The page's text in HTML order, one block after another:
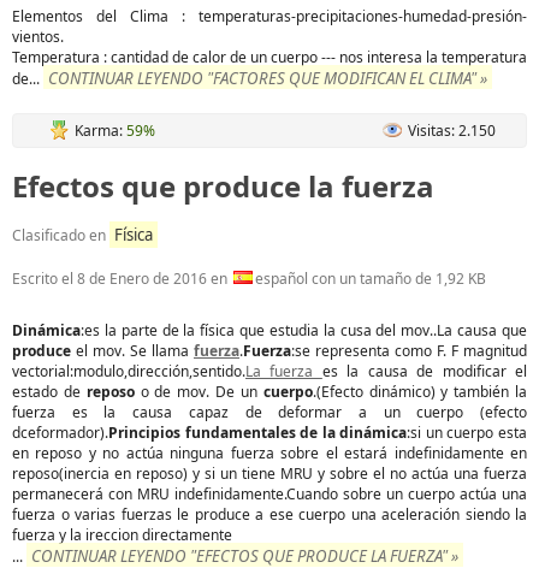
Elementos del Clima : temperaturas-precipitaciones-humedad-presión-
vientos.
Temperatura : cantidad de calor de un cuerpo --- nos interesa la temperatura
de... CONTINUAR LEYENDO "FACTORES QUE MODIFICAN EL CLIMA" »
Karma:59% Visitas: 2.150
Efectos que produce la fuerza
Clasificado en Física
Escrito el 8 de Enero de 2016en español con un tamaño de 1,92 KB
Dinámica:es la parte de la física que estudia la cusa del mov..La causa que
produce el mov. Se llama fuerza.Fuerza:se representa como F. F magnitud
vectorial:modulo,dirección,sentido.La fuerza es la causa de modificar el
estado de reposoo de mov. De un cuerpo.(Efecto dinámico) y también la
fuerza es la causa capaz de deformar a un cuerpo (efecto
dceformador).Principios fundamentales de la dinámica:si un cuerpo esta
en reposo y no actúa ninguna fuerza sobre el estará indefinidamente en
reposo(inercia en reposo) y si un tiene MRU y sobre el no actúa una fuerza
permanecerá con MRU indefinidamente.Cuando sobre un cuerpo actúa una
fuerza o varias fuerzas le produce a ese cuerpo una aceleración siendo la
fuerza y la ireccion directamente
... CONTINUAR LEYENDO "EFECTOS QUE PRODUCE LA FUERZA" »